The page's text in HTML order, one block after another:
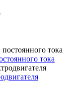
тока